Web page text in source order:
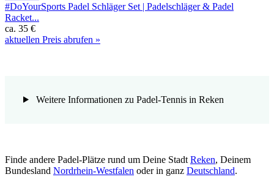
#DoYourSports Padel Schläger Set | Padelschläger & Padel
Racket...
ca. 35 €
aktuellen Preis abrufen »
Weitere Informationen zu Padel-Tennis in Reken
Finde andere Padel-Plätze rund um Deine Stadt Reken, Deinem
Bundesland Nordrhein-Westfalen oder in ganz Deutschland.